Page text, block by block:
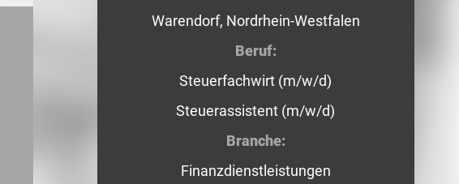
Warendorf, Nordrhein-Westfalen
Beruf:
Steuerfachwirt (m/w/d)
Steuerassistent (m/w/d)
Branche:
Finanzdienstleistungen